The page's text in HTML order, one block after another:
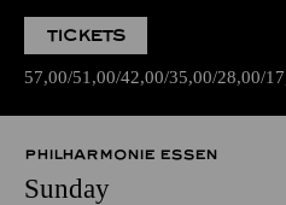
TICKETS
57,00 51,00 42,00 35,00 28,00
PHILHARMONIE ESSEN
Sunday